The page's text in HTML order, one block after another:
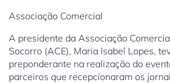
Associação Comercial
A presidente da Associação
Socorro (ACE), Maria Isabel Lopes,
preponderante na realização do
parceiros que recepcionaram os